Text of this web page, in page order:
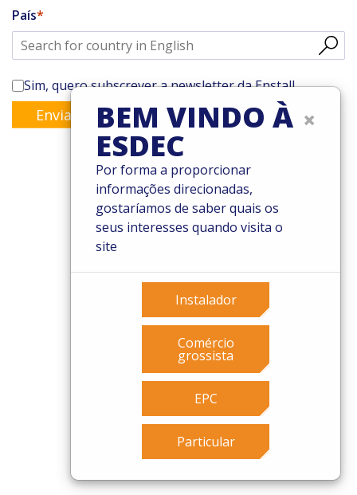
País
Sim, quero subscrever a newsletter da Enstall
Enviar
© 2026 Esdec. Todos os direitos reservados
Patentes
Governance
Cookies
Privacy policy
×
BEM VINDO À
ESDEC
Por forma a proporcionar
informações direcionadas,
gostaríamos de saber quais os
seus interesses quando visita o
site
Instalador
Comércio
grossista
EPC
Particular